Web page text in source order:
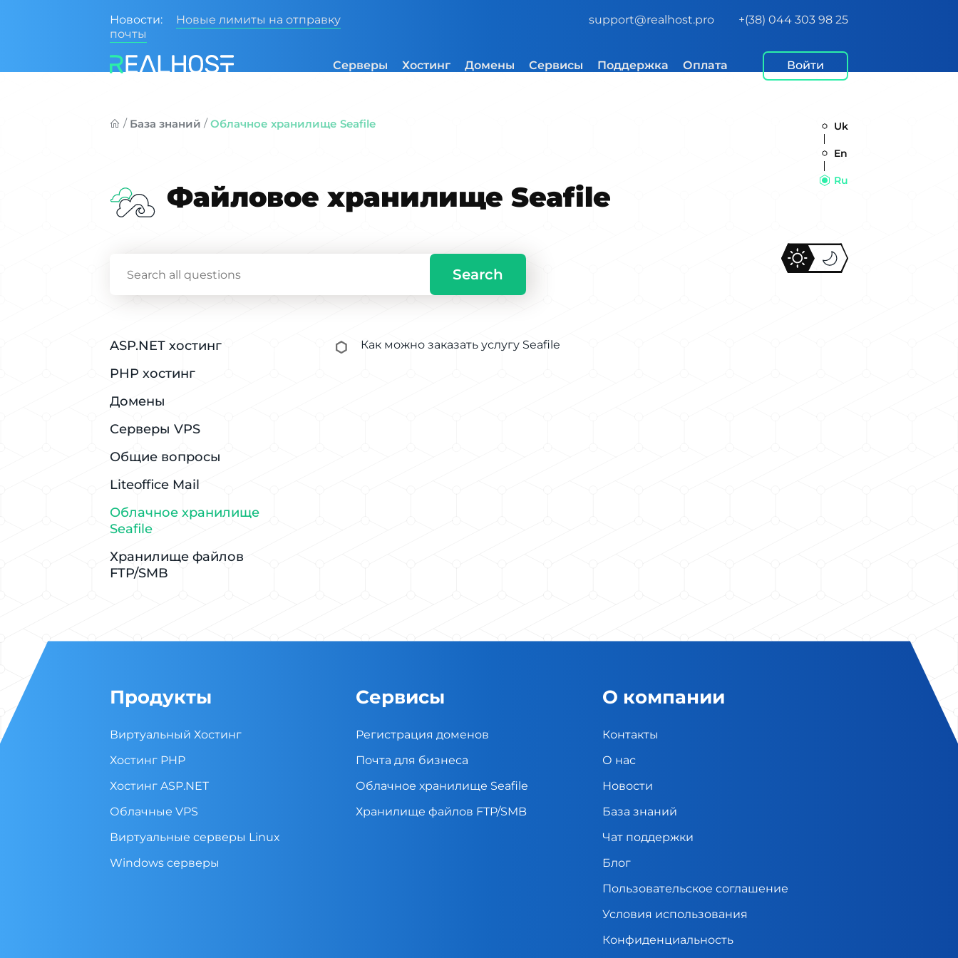
Новости:
Новые лимиты на отправку
почты
support@realhost.pro +(38) 044 303 98 25
Серверы Хостинг Домены Сервисы Поддержка Оплата Войти
/ База знаний / Облачное хранилище Seafile Uk
En
Ru
Файловое хранилище Seafile
Search
ASP.NET хостинг
PHP хостинг
Домены
Серверы VPS
Общие вопросы
Liteoffice Mail
Облачное хранилище
Seafile
Хранилище файлов
FTP/SMB
Как можно заказать услугу Seafile
Продукты
Виртуальный Хостинг
Хостинг PHP
Хостинг ASP.NET
Облачные VPS
Виртуальные cерверы Linux
Windows серверы
Сервисы
Регистрация доменов
Почта для бизнеса
Облачное хранилище Seafile
Хранилище файлов FTP/SMB
О компании
Контакты
О нас
Новости
База знаний
Чат поддержки
Блог
Пользовательское соглашение
Условия использования
Конфиденциальность